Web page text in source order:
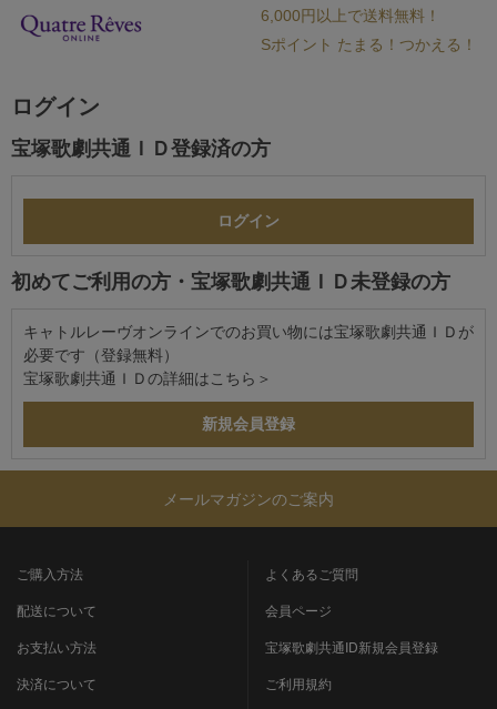
6,000円以上で送料無料！
Sポイント たまる！つかえる！
ログイン
宝塚歌劇共通ＩＤ登録済の方
初めてご利用の方・宝塚歌劇共通ＩＤ未登録の方
キャトルレーヴオンラインでのお買い物には宝塚歌劇共通ＩＤが
必要です（登録無料）
宝塚歌劇共通ＩＤの詳細は こちら＞
メールマガジンのご案内
ご購入方法
配送について
お支払い方法
決済について
よくあるご質問
会員ページ
宝塚歌劇共通ID新規会員登録
ご利用規約